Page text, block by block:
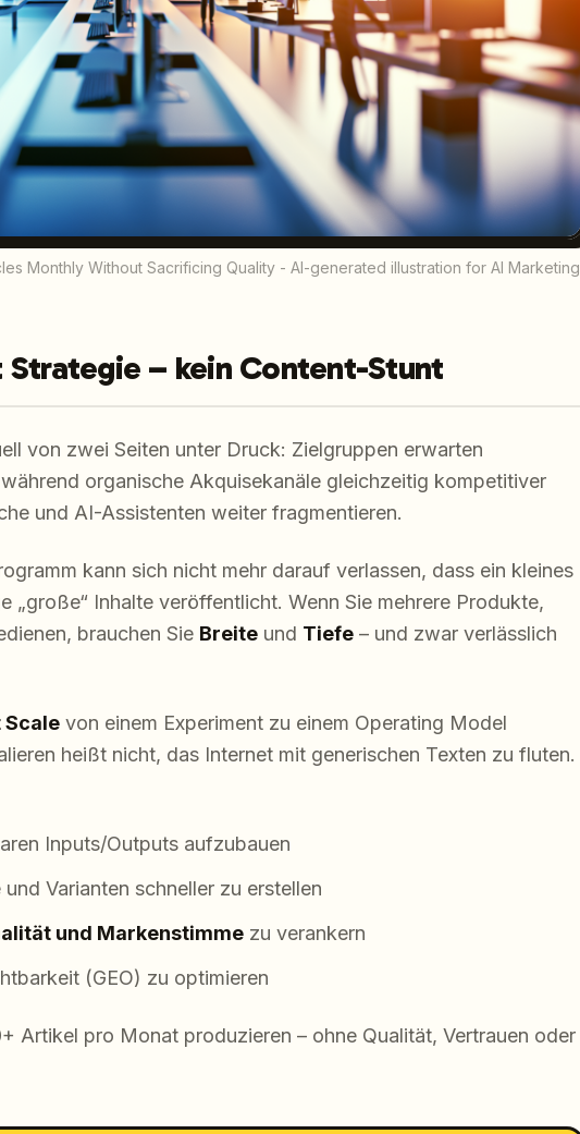
Monthly Without Sacrificing Quality - AI-generated illustration for AI Marketing
Strategie – kein Content-Stunt
von zwei Seiten unter Druck: Zielgruppen erwarten
organische Akquisekanäle gleichzeitig kompetitiver
und AI-Assistenten weiter fragmentieren.
kann sich nicht mehr darauf verlassen, dass ein kleines
„große“ Inhalte veröffentlicht. Wenn Sie mehrere Produkte,
brauchen Sie Breite und Tiefe – und zwar verlässlich
Scale von einem Experiment zu einem Operating Model
heißt nicht, das Internet mit generischen Texten zu fluten.
Inputs/Outputs aufzubauen
Varianten schneller zu erstellen
und Markenstimme zu verankern
(GEO) zu optimieren
Artikel pro Monat produzieren – ohne Qualität, Vertrauen oder